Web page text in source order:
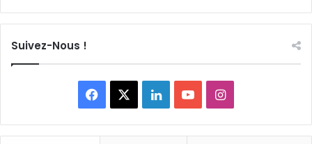
Suivez-Nous !
Facebook LinkedinYouTubeInstagram